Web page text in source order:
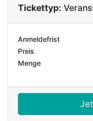
Tickettyp:
Anmeldefrist
Preis
Menge